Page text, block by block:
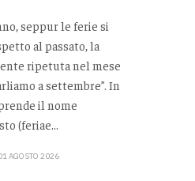
seppur le ferie si
al passato, la
ripetuta nel mese
a settembre”. In
il nome
(feriae...
AGOSTO 2026